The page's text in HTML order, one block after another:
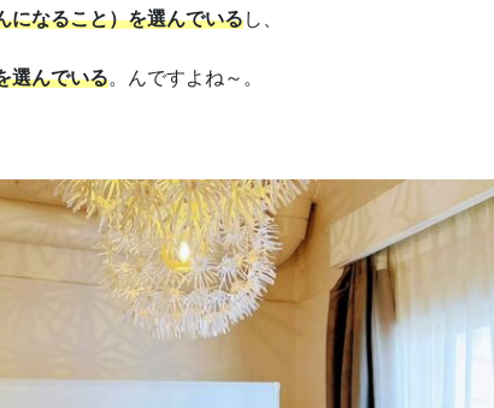
になること）を選んでいるし、
選んでいる。んですよね～。